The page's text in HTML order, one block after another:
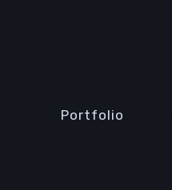
Portfolio